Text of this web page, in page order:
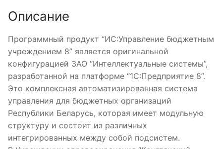
Описание
Программный продукт “ИС:Управление бюджетным
учреждением 8” является оригинальной
конфигурацией ЗАО “Интеллектуальные системы”,
разработанной на платформе “1С:Предприятие 8”.
Это комплексная автоматизированная система
управления для бюджетных организаций
Республики Беларусь, которая имеет модульную
структуру и состоит из различных
интегрированных между собой подсистем.